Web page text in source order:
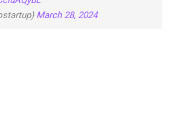
March 28, 2024